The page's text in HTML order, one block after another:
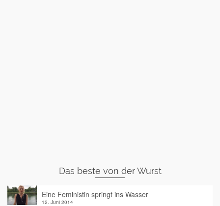
Das beste von der Wurst
Eine Feministin springt ins Wasser
12. Juni 2014